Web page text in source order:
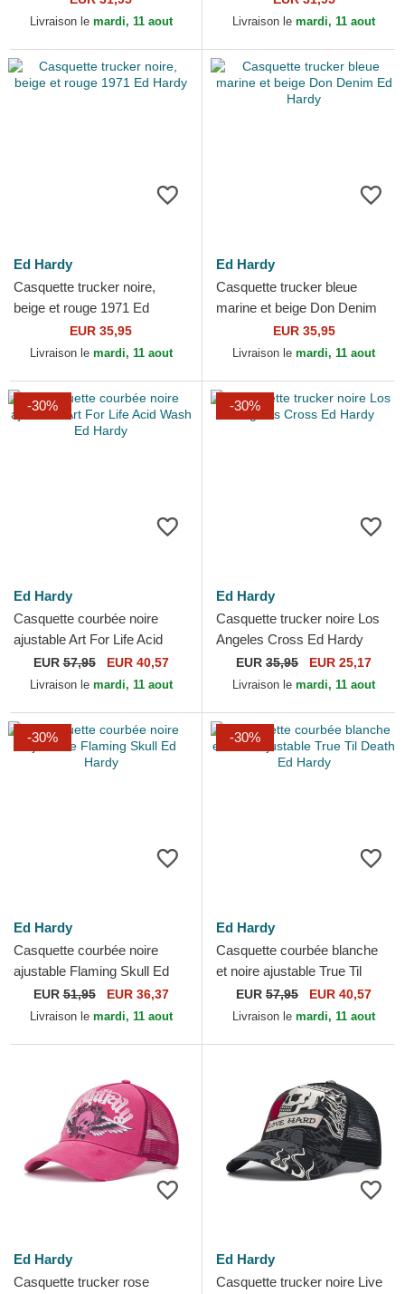
Livraison le mardi, 11 aout Livraison le mardi, 11 aout
Ed Hardy
Casquette trucker noire,
beige et rouge 1971 Ed
EUR 35,95
Livraison le mardi, 11 aout
Ed Hardy
Casquette trucker bleue
marine et beige Don Denim
EUR 35,95
Livraison le mardi, 11 aout
-30%
Ed Hardy
Casquette courbée noire
ajustable Art For Life Acid
Wash Ed Hardy
EUR57,95 EUR 40,57
Livraison le mardi, 11 aout
-30%
Ed Hardy
Casquette trucker noire Los
Angeles Cross Ed Hardy
EUR 35,95 EUR 25,17
Livraison le mardi, 11 aout
-30%
Ed Hardy
Casquette courbée noire
ajustable Flaming Skull Ed
HardyEUR51,95 EUR 36,37
Livraison le mardi, 11 aout
-30%
Ed Hardy
Casquette courbée blanche
et noire ajustable True Til
Death Ed Hardy
EUR 57,95 EUR 40,57
Livraison le mardi, 11 aout
Ed Hardy
Casquette trucker rose
Ed Hardy
Casquette trucker noire Live